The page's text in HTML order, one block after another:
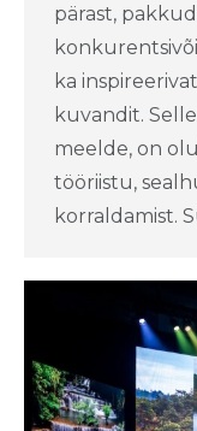
pärast,
ka
kuvandit.
meelde, on
tööriistu,
korraldamist.